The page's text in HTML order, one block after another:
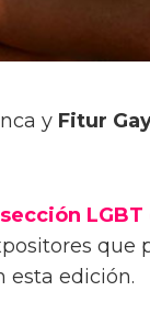
y Fitur
sección
que
esta edición.